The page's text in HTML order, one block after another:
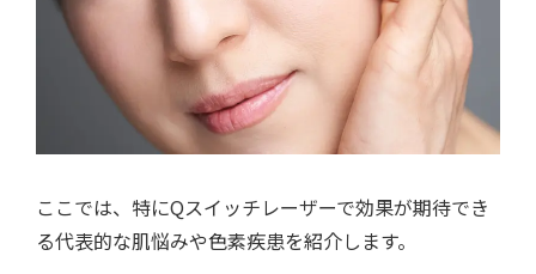
ここでは、特にQスイッチレーザーで効果が期待でき
る代表的な肌悩みや色素疾患を紹介します。